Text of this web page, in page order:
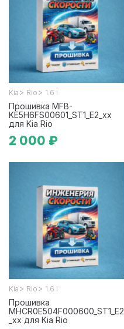
Kia > Rio > 1.6 i
Прошивка MFB-
KE5H6FS00601_ST1_E2_xx
для Kia Rio
2 000 ₽
Kia > Rio > 1.6 i
Прошивка
MHCR0E504F000600_ST1_E2
_xx для Kia Rio